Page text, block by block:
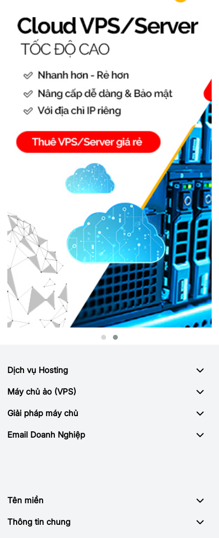
Dịch vụ Hosting
Máy chủ ảo (VPS)
Giải pháp máy chủ
Email Doanh Nghiệp
Tên miền
Thông tin chung